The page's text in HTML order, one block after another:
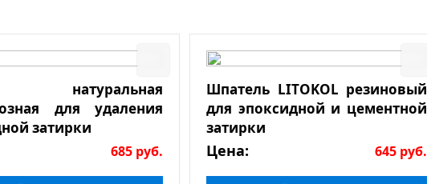
натуральная
для удаления
затирки
685 руб.
Шпатель LITOKOL резиновый
для эпоксидной и цементной
затирки
Цена: 645 руб.